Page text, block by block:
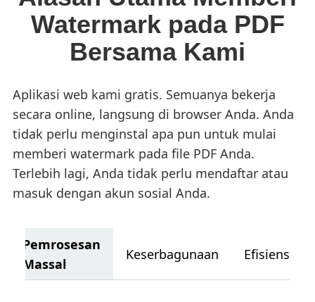
Watermark pada PDF
Bersama Kami
Aplikasi web kami gratis. Semuanya bekerja
secara online, langsung di browser Anda. Anda
tidak perlu menginstal apa pun untuk mulai
memberi watermark pada file PDF Anda.
Terlebih lagi, Anda tidak perlu mendaftar atau
masuk dengan akun sosial Anda.
Pemrosesan
Massal
Keserbagunaan Efisiensi